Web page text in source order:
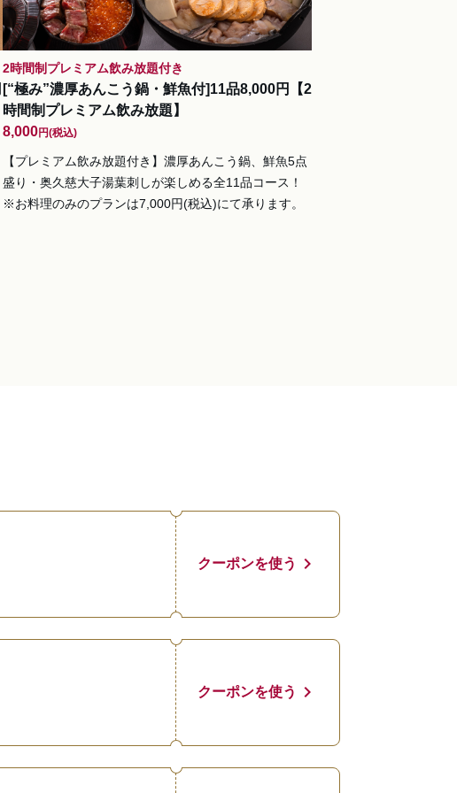
2時間制プレミアム飲み放題付き
[“極み”濃厚あんこう鍋・鮮魚付]11品8,000円【2
時間制プレミアム飲み放題】
8,000円(税込)
【プレミアム飲み放題付き】濃厚あんこう鍋、鮮魚5点
盛り・奥久慈大子湯葉刺しが楽しめる全11品コース！
※お料理のみのプランは7,000円(税込)にて承ります。
クーポンを使う chevron_right
クーポンを使う chevron_right